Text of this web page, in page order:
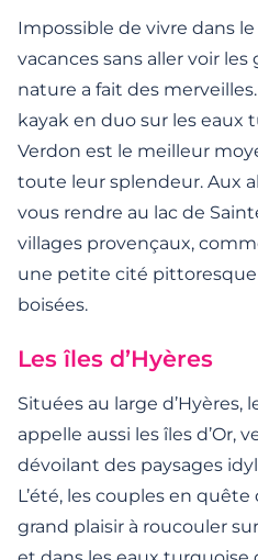
Impossible de vivre dans le
vacances sans aller voir
nature a fait des
kayak en duo sur les eaux
Verdon est le meilleur
toute leur splendeur. Aux
vous rendre au lac de
villages provençaux,
une petite cité
boisées.
Les îles d’Hyères
Situées au large d’Hyères,
appelle aussi les îles d’Or,
dévoilant des paysages
L’été, les couples en
grand plaisir à roucouler